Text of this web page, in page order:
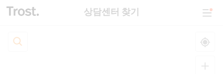
상담센터 찾기